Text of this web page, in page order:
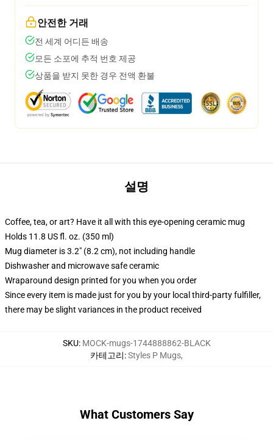
안전한 거래
전 세계 어디든 배송
모든 소포에 추적 번호 제공
상품을 받지 못한 경우 전액 환불
설명
Coffee, tea, or art? Have it all with this eye-opening ceramic mug
Holds 11.8 US fl. oz. (350 ml)
Mug diameter is 3.2" (8.2 cm), not including handle
Dishwasher and microwave safe ceramic
Wraparound design printed for you when you order
Since every item is made just for you by your local third-party fulfiller,
there may be slight variances in the product received
SKU: MOCK-mugs-1744888862-BLACK
카테고리:Styles P Mugs,
What Customers Say